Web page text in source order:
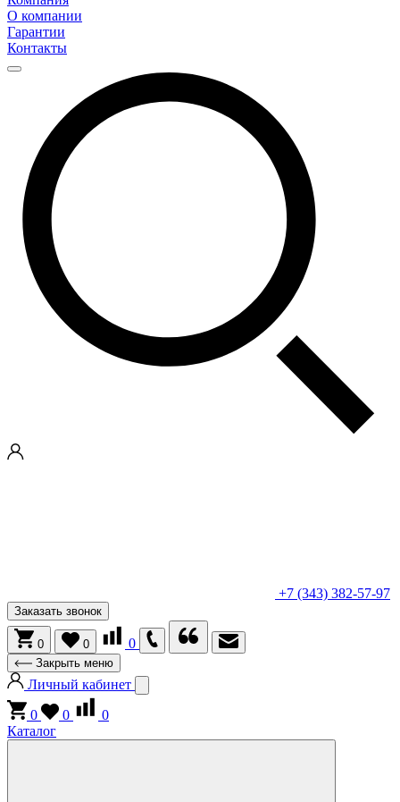
О компании
Гарантии
Контакты
+7 (343) 382-57-97
Заказать звонок
0 0 0
Закрыть меню
Личный кабинет
0
0
0
Каталог